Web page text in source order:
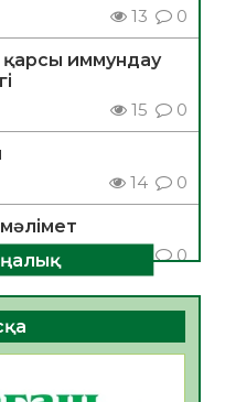
13 0
қарсы иммундау
15 0
14 0
0
полиция
астам
қамтамасыз етті